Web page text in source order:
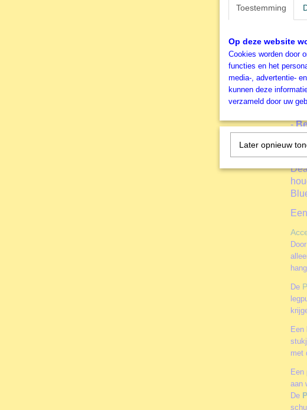
De
-
-
-
Als
De
Een
met
Een
aan
De
Toestemming
Op deze website
Cookies worden door
functies en het
media-, advertentie-
kunnen deze
verzameld door uw
Later opnieuw